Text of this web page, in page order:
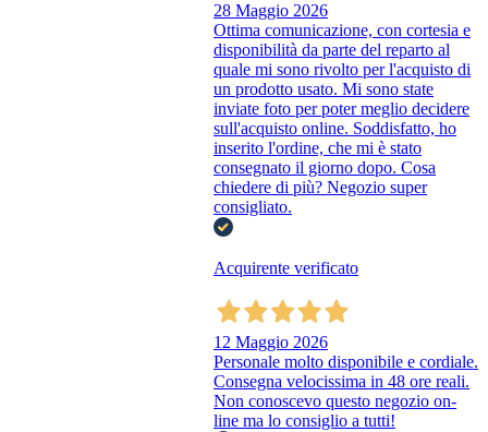
28 Maggio 2026
Ottima comunicazione, con cortesia e
disponibilità da parte del reparto al
quale mi sono rivolto per l'acquisto di
un prodotto usato. Mi sono state
inviate foto per poter meglio decidere
sull'acquisto online. Soddisfatto, ho
inserito l'ordine, che mi è stato
consegnato il giorno dopo. Cosa
chiedere di più? Negozio super
consigliato.
Acquirente verificato
12 Maggio 2026
Personale molto disponibile e cordiale.
Consegna velocissima in 48 ore reali.
Non conoscevo questo negozio on-
line ma lo consiglio a tutti!